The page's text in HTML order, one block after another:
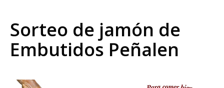
Sorteo de jamón de
Embutidos Peñalen